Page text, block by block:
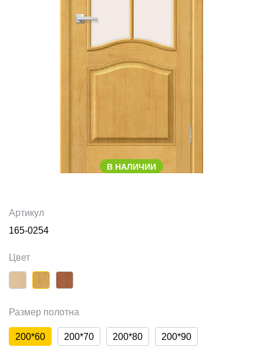
В НАЛИЧИИ
Артикул
165-0254
Цвет
Размер полотна
200*60 200*70 200*80 200*90